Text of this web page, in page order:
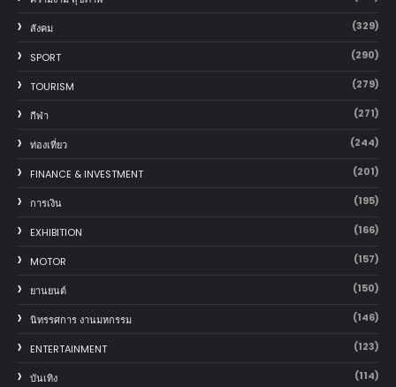
สังคม (329)
SPORT (290)
TOURISM (279)
กีฬา (271)
ท่องเที่ยว (244)
FINANCE & INVESTMENT (201)
การเงิน (195)
EXHIBITION (166)
MOTOR (157)
‎ยานยนต์‎ (150)
นิทรรศการ งานมหกรรม (146)
ENTERTAINMENT (123)
บันเทิง (114)